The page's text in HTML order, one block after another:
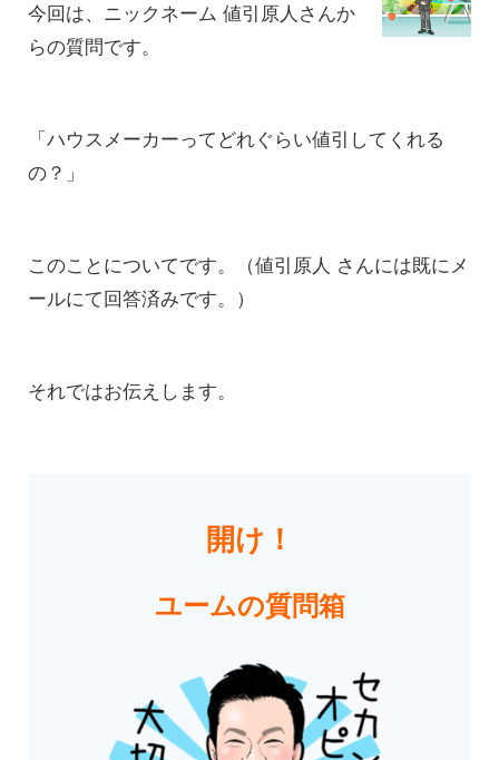
今回は、ニックネーム 値引原人さ んか
らの質問です。
「ハウスメーカーってどれぐらい値引してくれる
の？」
このことについてです。（値引原人 さんには既にメ
ールにて回答済みです。）
それではお伝えします。
開け！
ユームの質問箱